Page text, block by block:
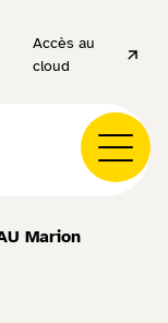
Accès au
cloud
Marion